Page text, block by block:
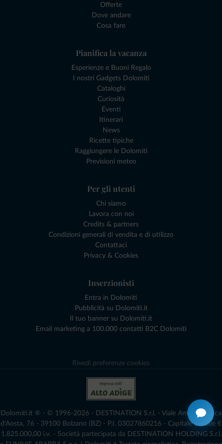
Offerte
Dove andare
Cosa fare
Pianifica la vacanza
Esperienze e Buoni Regalo
I nostri Gadgets Dolomiti
Cataloghi
Curiosità
Eventi
Itinerari
News
Ricette tipiche
Raggiungere le Dolomiti
Previsioni meteo
Per gli utenti
Chi siamo
Lavora con noi
Credits & partners
Condizioni generali di vendita e di utilizzo
Contattaci
Privacy & Cookies
Inserzionisti
Entra in Dolomiti
Pubblicità su Dolomiti.it
Il tuo banner su Dolomiti.it
Email marketing a 100.000 contatti B2C Dolomiti
Rivedi preferenze cookies
Dolomiti.it ® - © 1996-2026 - DESTINATION S.r.l. - Viale Amedeo Duca
d'Aosta, 76 - 39100 Bolzano (BZ) - P.I. 03027860216 - Capitale Sociale €
1.825.000,00 i.v. - Società partecipata da DESTINATION HOLDING S.r.l.